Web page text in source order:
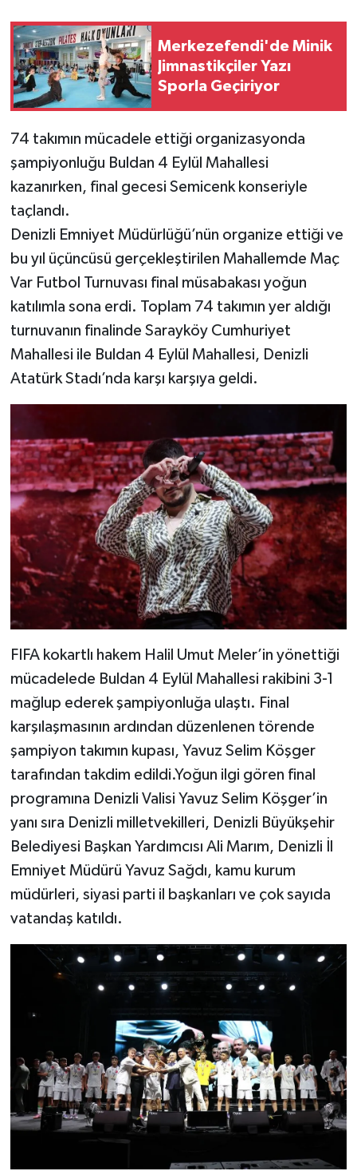
Merkezefendi'de Minik
Jimnastikçiler Yazı
Sporla Geçiriyor
74 takımın mücadele ettiği organizasyonda
şampiyonluğu Buldan 4 Eylül Mahallesi
kazanırken, final gecesi Semicenk konseriyle
taçlandı.
Denizli Emniyet Müdürlüğü’nün organize ettiği ve
bu yıl üçüncüsü gerçekleştirilen Mahallemde Maç
Var Futbol Turnuvası final müsabakası yoğun
katılımla sona erdi. Toplam 74 takımın yer aldığı
turnuvanın finalinde Sarayköy Cumhuriyet
Mahallesi ile Buldan 4 Eylül Mahallesi, Denizli
Atatürk Stadı’nda karşı karşıya geldi.
FIFA kokartlı hakem Halil Umut Meler’in yönettiği
mücadelede Buldan 4 Eylül Mahallesi rakibini 3-1
mağlup ederek şampiyonluğa ulaştı. Final
karşılaşmasının ardından düzenlenen törende
şampiyon takımın kupası, Yavuz Selim Köşger
tarafından takdim edildi.Yoğun ilgi gören final
programına Denizli Valisi Yavuz Selim Köşger’in
yanı sıra Denizli milletvekilleri, Denizli Büyükşehir
Belediyesi Başkan Yardımcısı Ali Marım, Denizli İl
Emniyet Müdürü Yavuz Sağdı, kamu kurum
müdürleri, siyasi parti il başkanları ve çok sayıda
vatandaş katıldı.